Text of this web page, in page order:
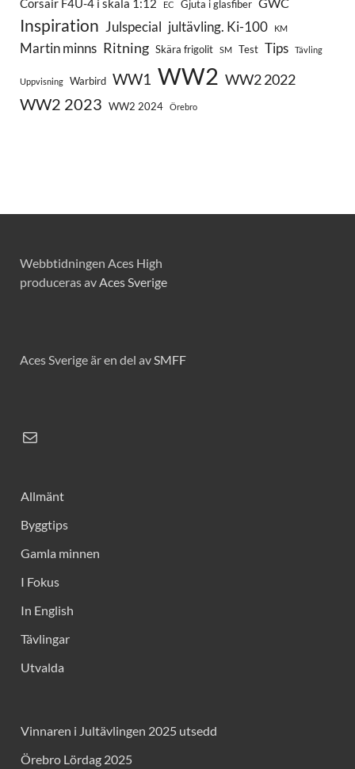
Corsair F4U-4 i skala 1:12 EC Gjuta i glasfiber
Inspiration Julspecial jultävling. Ki-100 KM
Martin minns Ritning Skära frigolit SM Test Tips Tävling
Uppvisning Warbird WW1 WW2 WW2 2022
WW2 2023 WW2 2024 Örebro
Webbtidningen Aces High
produceras avAces Sverige
Aces Sverige är en del avSMFF
Allmänt
Byggtips
Gamla minnen
I Fokus
In English
Tävlingar
Utvalda
Vinnaren i Jultävlingen 2025 utsedd
Örebro Lördag 2025